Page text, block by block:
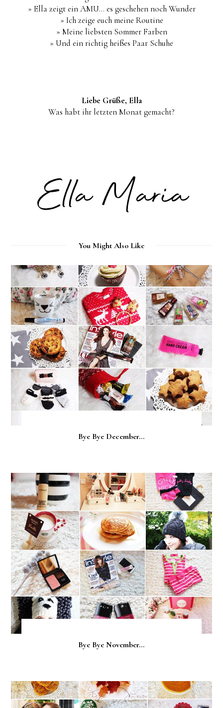
» Ella zeigt ein AMU... es geschehen noch Wunder
» Ich zeige euch meine Routine
» Meine liebsten Sommer Farben
» Und ein richtig heißes Paar Schuhe
Liebe Grüße, Ella
Was habt ihr letzten Monat gemacht?
You Might Also Like
Bye Bye December...
Bye Bye November...